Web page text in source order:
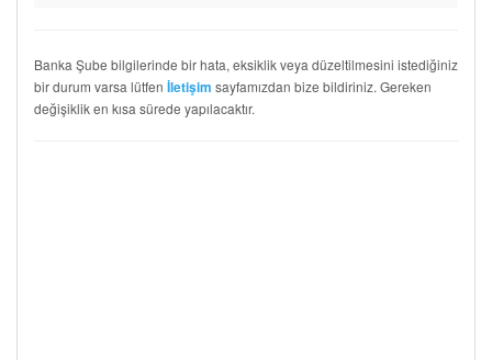
Banka Şube bilgilerinde bir hata, eksiklik veya düzeltilmesini istediğiniz
bir durum varsa lütfen İletişim sayfamızdan bize bildiriniz. Gereken
değişiklik en kısa sürede yapılacaktır.